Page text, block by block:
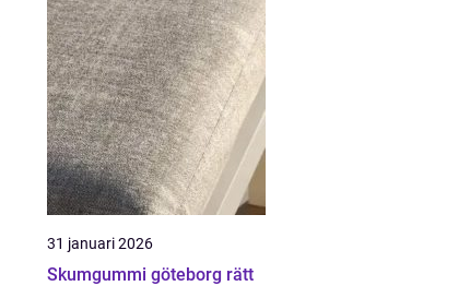
31 januari 2026
Skumgummi göteborg rätt